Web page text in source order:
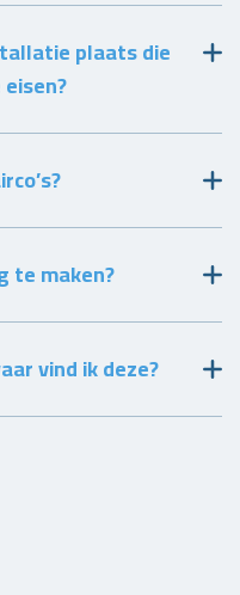
plaats die
te maken?
vind ik deze?